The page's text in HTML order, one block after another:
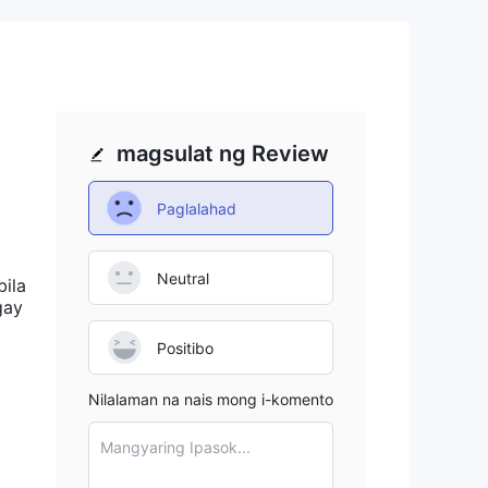
magsulat ng Review
Paglalahad
Neutral
Positibo
Nilalaman na nais mong i-komento
Mangyaring Ipasok...